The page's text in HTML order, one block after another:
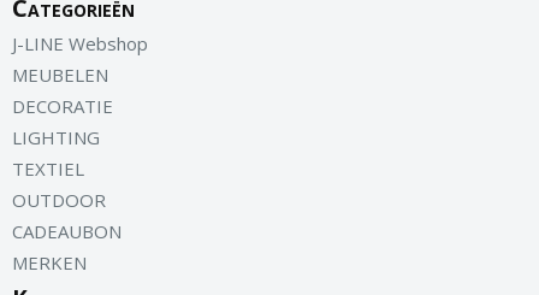
Categorieën
J-LINE Webshop
MEUBELEN
DECORATIE
LIGHTING
TEXTIEL
OUTDOOR
CADEAUBON
MERKEN